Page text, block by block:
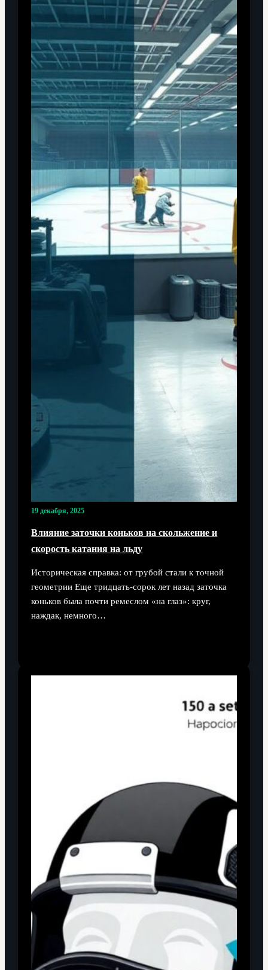
19 декабря, 2025
Влияние заточки коньков на скольжение и
скорость катания на льду
Историческая справка: от грубой стали к точной
геометрии Еще тридцать-сорок лет назад заточка
коньков была почти ремеслом «на глаз»: круг,
наждак, немного…